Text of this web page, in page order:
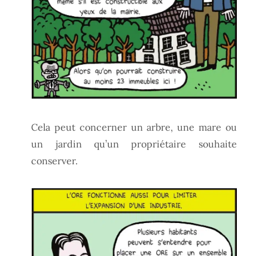
Cela peut concerner un arbre, une mare ou
un jardin qu’un propriétaire souhaite
conserver.